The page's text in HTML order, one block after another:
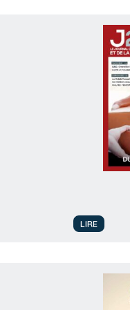
LIRE